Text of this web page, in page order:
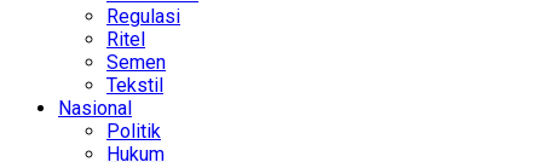
Regulasi
Ritel
Semen
Tekstil
Nasional
Politik
Hukum